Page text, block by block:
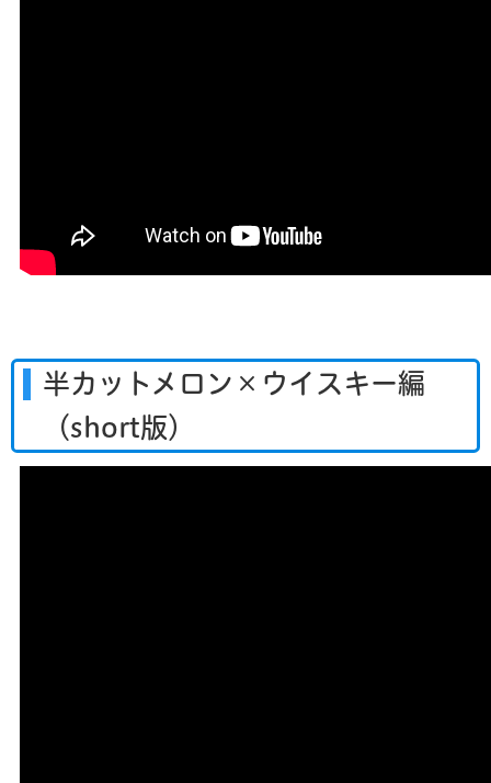
半カットメロン×ウイスキー編
（short版）